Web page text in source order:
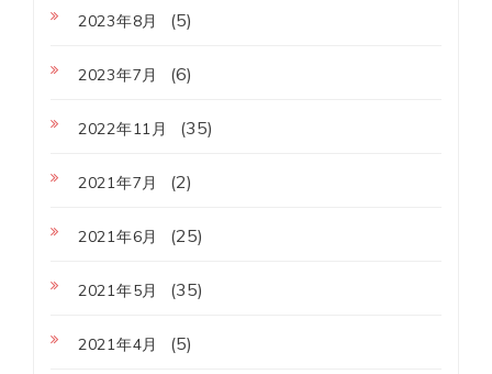
2023年8月 (5)
2023年7月 (6)
2022年11月 (35)
2021年7月 (2)
2021年6月 (25)
2021年5月 (35)
2021年4月 (5)